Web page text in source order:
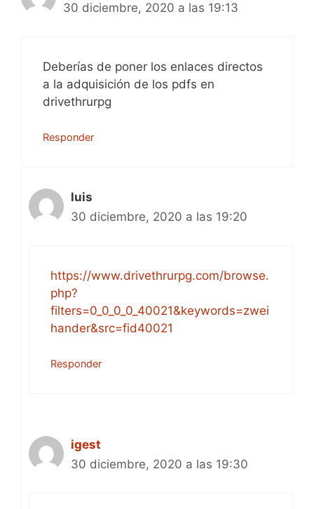
30 diciembre, 2020 a las 19:13
Deberías de poner los enlaces directos
a la adquisición de los pdfs en
drivethrurpg
Responder
luis
30 diciembre, 2020 a las 19:20
https://www.drivethrurpg.com/browse.
php?
filters=0_0_0_0_40021&keywords=zwei
hander&src=fid40021
Responder
igest
30 diciembre, 2020 a las 19:30